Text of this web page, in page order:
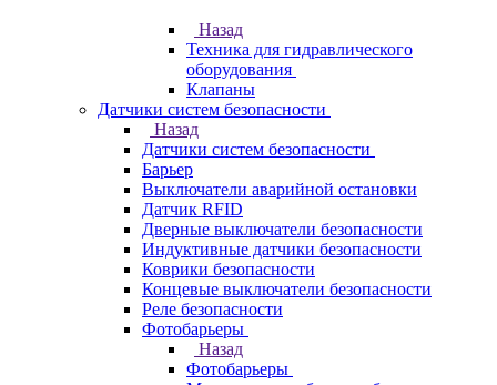
Назад
Техника для гидравлического
оборудования
Клапаны
Датчики систем безопасности
Назад
Датчики систем безопасности
Барьер
Выключатели аварийной остановки
Датчик RFID
Дверные выключатели безопасности
Индуктивные датчики безопасности
Коврики безопасности
Концевые выключатели безопасности
Реле безопасности
Фотобарьеры
Назад
Фотобарьеры